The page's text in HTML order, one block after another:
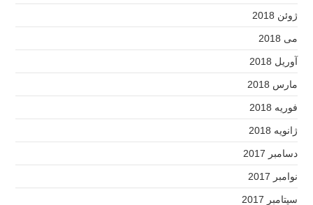
ژوئن 2018
می 2018
آوریل 2018
مارس 2018
فوریه 2018
ژانویه 2018
دسامبر 2017
نوامبر 2017
سپتامبر 2017